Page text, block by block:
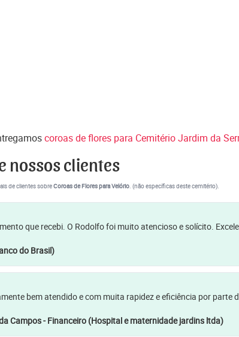
coroas de flores para Cemitério Jardim da
nossos clientes
de clientes sobreCoroas de Flores para Velório. (não específicas deste cemitério).
que recebi. O Rodolfo foi muito atencioso e solícito.
do Brasil)
bem atendido e com muita rapidez e eficiência por
Campos - Financeiro (Hospital e maternidade jardins ltda)